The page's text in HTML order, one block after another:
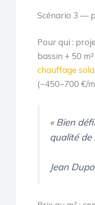
Scénario 3 —
Pour qui :
bassin + 50
chauffage
(~450–700 €/
« Bien
qualité de
Jean